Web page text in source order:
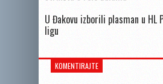
U Đakovu izborili plasman u HL
ligu
KOMENTIRAJTE